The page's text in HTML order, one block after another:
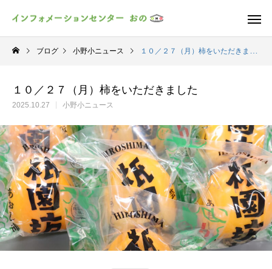
ブログ 小野小ニュース １０／２７（月）柿をいただきました
１０／２７（月）柿をいただきました
2025.10.27 小野小ニュース